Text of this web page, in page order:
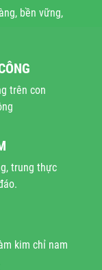
bền vững,
trên con
trung thực
kim chỉ nam